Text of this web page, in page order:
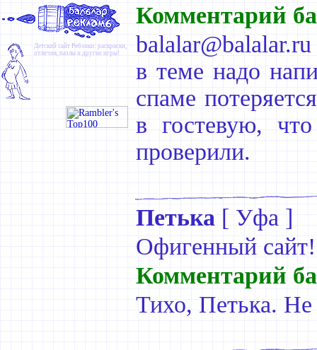
Детский сайт Ребзики: раскраски,
отличия, пазлы и другие игры!
Комментарий
balalar@balalar.ru
в теме надо
спаме
в гостевую,
проверили.
Петька [ Уфа ]
Офигенный
Комментарий
Тихо, Петька. Не